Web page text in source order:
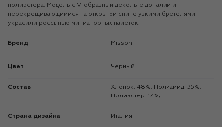
полиэстера. Модель с V-образным декольте до талии и
перекрещивающимися на открытой спине узкими бретелями
украсили россыпью миниатюрных пайеток.
Бренд Missoni
Цвет Черный
Состав
Хлопок: 48%; Полиамид: 35%;
Полиэстер: 17%;
Страна дизайна Италия